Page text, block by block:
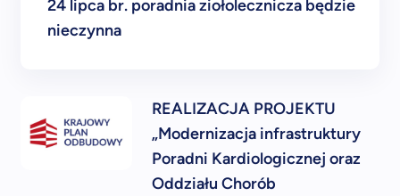
24 lipca br. poradnia ziołolecznicza będzie
nieczynna
REALIZACJA PROJEKTU
„Modernizacja infrastruktury
Poradni Kardiologicznej oraz
Oddziału Chorób